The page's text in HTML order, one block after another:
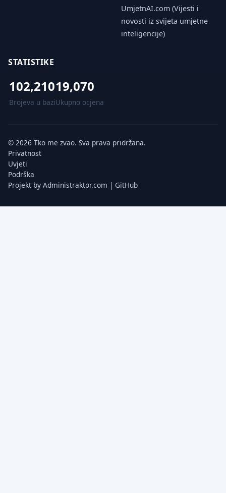
UmjetnAI.com (Vijesti i
novosti iz svijeta umjetne
inteligencije)
STATISTIKE
102,210
Brojeva u bazi
19,070
Ukupno ocjena
© 2026 Tko me zvao. Sva prava pridržana.
Privatnost
Uvjeti
Podrška
Projekt by Administraktor.com | GitHub